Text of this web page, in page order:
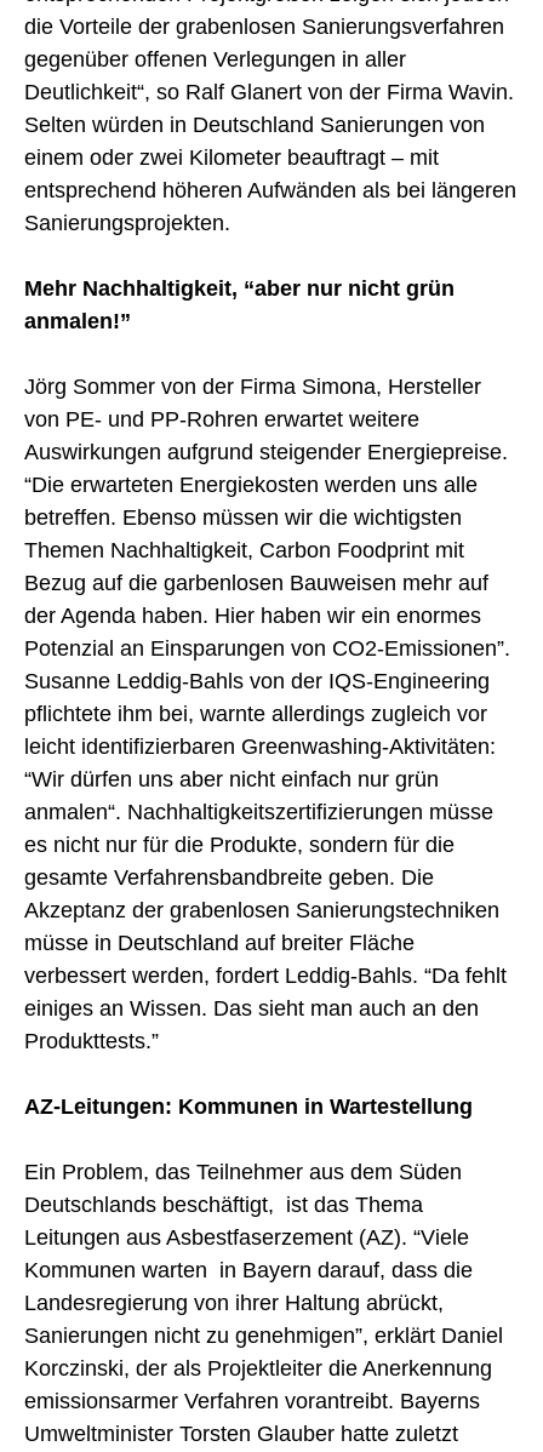
die Vorteile der grabenlosen Sanierungsverfahren
gegenüber offenen Verlegungen in aller
Deutlichkeit“, so Ralf Glanert von der Firma Wavin.
Selten würden in Deutschland Sanierungen von
einem oder zwei Kilometer beauftragt – mit
entsprechend höheren Aufwänden als bei längeren
Sanierungsprojekten.
Mehr Nachhaltigkeit, “aber nur nicht grün
anmalen!”
Jörg Sommer von der Firma Simona, Hersteller
von PE- und PP-Rohren erwartet weitere
Auswirkungen aufgrund steigender Energiepreise.
“Die erwarteten Energiekosten werden uns alle
betreffen. Ebenso müssen wir die wichtigsten
Themen Nachhaltigkeit, Carbon Foodprint mit
Bezug auf die garbenlosen Bauweisen mehr auf
der Agenda haben. Hier haben wir ein enormes
Potenzial an Einsparungen von CO2-Emissionen”.
Susanne Leddig-Bahls von der IQS-Engineering
pflichtete ihm bei, warnte allerdings zugleich vor
leicht identifizierbaren Greenwashing-Aktivitäten:
“Wir dürfen uns aber nicht einfach nur grün
anmalen“. Nachhaltigkeitszertifizierungen müsse
es nicht nur für die Produkte, sondern für die
gesamte Verfahrensbandbreite geben. Die
Akzeptanz der grabenlosen Sanierungstechniken
müsse in Deutschland auf breiter Fläche
verbessert werden, fordert Leddig-Bahls. “Da fehlt
einiges an Wissen. Das sieht man auch an den
Produkttests.”
AZ-Leitungen: Kommunen in Wartestellung
Ein Problem, das Teilnehmer aus dem Süden
Deutschlands beschäftigt, ist das Thema
Leitungen aus Asbestfaserzement (AZ). “Viele
Kommunen warten in Bayern darauf, dass die
Landesregierung von ihrer Haltung abrückt,
Sanierungen nicht zu genehmigen”, erklärt Daniel
Korczinski, der als Projektleiter die Anerkennung
emissionsarmer Verfahren vorantreibt. Bayerns
Umweltminister Torsten Glauber hatte zuletzt